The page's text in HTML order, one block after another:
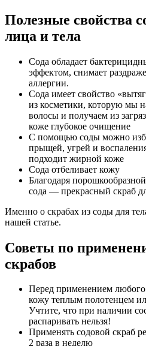
Полезные свойства
лица и тела
Сода обладает
эффектом, снимает
аллергии.
Сода имеет свойство
из косметики, которую мы
волосы и получаем из
коже глубокое очищение
С помощью соды можно
прыщей, угрей и
подходит жирной коже
Сода отбеливает кожу
Благодаря
сода — прекрасный скраб
Именно о скрабах из соды для
нашей статье.
Советы по
скрабов
Перед применением любого
кожу теплым полотенцем
Учтите, что при наличии
распаривать нельзя!
Применять содовой скраб
2 раза в неделю